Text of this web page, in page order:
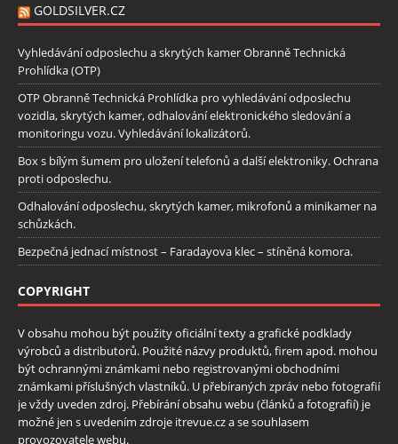
GOLDSILVER.CZ
Vyhledávání odposlechu a skrytých kamer Obranně Technická
Prohlídka (OTP)
OTP Obranně Technická Prohlídka pro vyhledávání odposlechu
vozidla, skrytých kamer, odhalování elektronického sledování a
monitoringu vozu. Vyhledávání lokalizátorů.
Box s bílým šumem pro uložení telefonů a další elektroniky. Ochrana
proti odposlechu.
Odhalování odposlechu, skrytých kamer, mikrofonů a minikamer na
schůzkách.
Bezpečná jednací místnost – Faradayova klec – stíněná komora.
COPYRIGHT
V obsahu mohou být použity oficiální texty a grafické podklady
výrobců a distributorů. Použité názvy produktů, firem apod. mohou
být ochrannými známkami nebo registrovanými obchodními
známkami příslušných vlastníků. U přebíraných zpráv nebo fotografií
je vždy uveden zdroj. Přebírání obsahu webu (článků a fotografií) je
možné jen s uvedením zdroje itrevue.cz a se souhlasem
provozovatele webu.